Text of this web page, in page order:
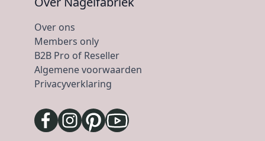
Over ons
Members only
B2B Pro of Reseller
Algemene voorwaarden
Privacyverklaring